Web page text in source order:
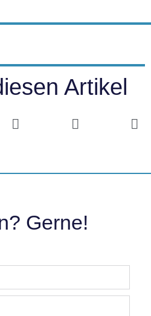
Artikel
Gerne!